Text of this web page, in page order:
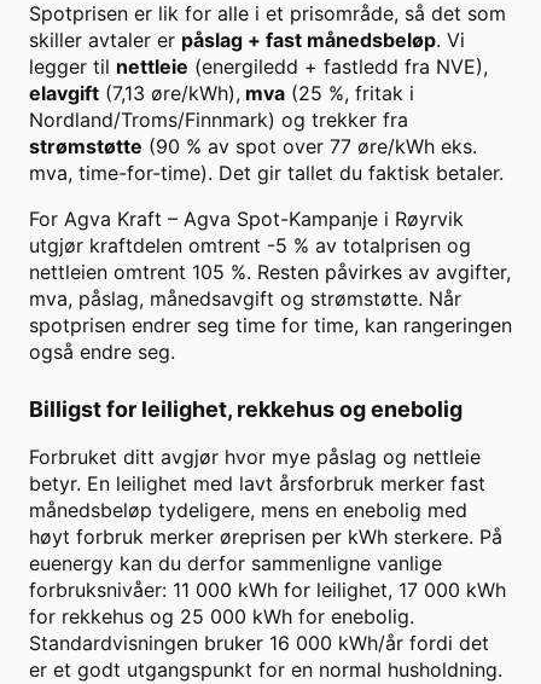
Spotprisen er lik for alle i et prisområde, så det som
skiller avtaler er påslag + fast månedsbeløp. Vi
legger til nettleie (energiledd + fastledd fra NVE),
elavgift (7,13 øre/kWh), mva (25 %, fritak i
Nordland/Troms/Finnmark) og trekker fra
strømstøtte (90 % av spot over 77 øre/kWh eks.
mva, time-for-time). Det gir tallet du faktisk betaler.
For Agva Kraft – Agva Spot-Kampanje i Røyrvik
utgjør kraftdelen omtrent -5 % av totalprisen og
nettleien omtrent 105 %. Resten påvirkes av avgifter,
mva, påslag, månedsavgift og strømstøtte. Når
spotprisen endrer seg time for time, kan rangeringen
også endre seg.
Billigst for leilighet, rekkehus og enebolig
Forbruket ditt avgjør hvor mye påslag og nettleie
betyr. En leilighet med lavt årsforbruk merker fast
månedsbeløp tydeligere, mens en enebolig med
høyt forbruk merker øreprisen per kWh sterkere. På
euenergy kan du derfor sammenligne vanlige
forbruksnivåer: 11 000 kWh for leilighet, 17 000 kWh
for rekkehus og 25 000 kWh for enebolig.
Standardvisningen bruker 16 000 kWh/år fordi det
er et godt utgangspunkt for en normal husholdning.